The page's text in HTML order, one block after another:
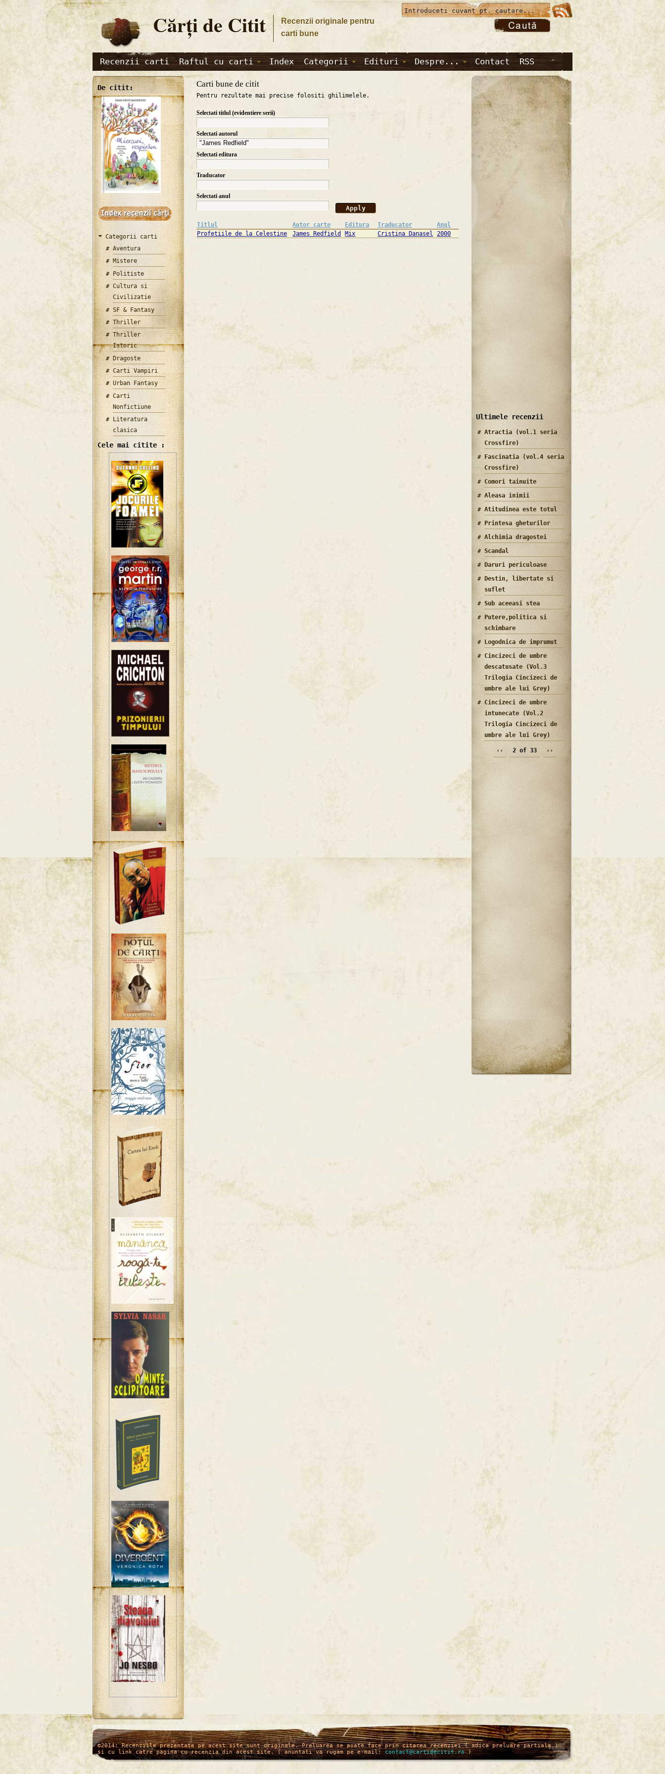
Cărţi de Citit
Recenzii originale pentru
carti bune
Recenzii carti Raftul cu carti Index Categorii Edituri Despre... Contact RSS
De citit:
Categorii carti
Aventura
Mistere
Politiste
Cultura si
Civilizatie
SF & Fantasy
Thriller
Thriller
Istoric
Dragoste
Carti Vampiri
Urban Fantasy
Carti
Nonfictiune
Literatura
clasica
Cele mai citite :
Carti bune de citit
Pentru rezultate mai precise folositi ghilimelele.
Selectati titlul (evidentiere serii)
Selectati autorul
Selectati editura
Traducator
Selectati anul
Titlul Autor carte Editura Traducator
Anul
Profetiile de la Celestine
James Redfield Mix Cristina Danasel 2000
Ultimele recenzii
Atractia (vol.1 seria
Crossfire)
Fascinatia (vol.4 seria
Crossfire)
Comori tainuite
Aleasa inimii
Atitudinea este totul
Printesa gheturilor
Alchimia dragostei
Scandal
Daruri periculoase
Destin, libertate si
suflet
Sub aceeasi stea
Putere,politica si
schimbare
Logodnica de imprumut
Cincizeci de umbre
descatusate (Vol.3
Trilogia Cincizeci de
umbre ale lui Grey)
Cincizeci de umbre
intunecate (Vol.2
Trilogia Cincizeci de
umbre ale lui Grey)
‹‹ 2 of 33 ››
/* */
©2014: Recenziile prezentate pe acest site sunt originale. Preluarea se poate face prin citarea recenziei ( adica preluare partiala )
si cu link catre pagina cu recenzia din acest site. ( anuntati va rugam pe e-mail:contact@cartidecitit.ro)